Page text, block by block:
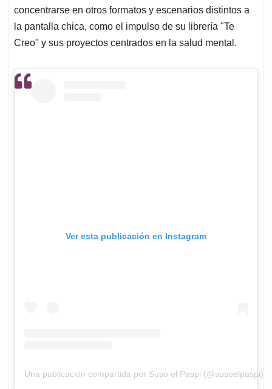
concentrarse en otros formatos y escenarios distintos a
la pantalla chica, como el impulso de su librería "Te
Creo" y sus proyectos centrados en la salud mental.
Ver esta publicación en Instagram
Una publicación compartida por Suso el Paspi (@susoelpaspi)